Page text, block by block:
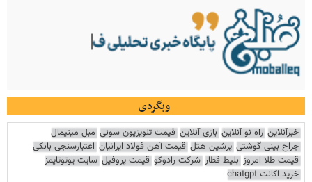
وبگردی
خبرآنلاین راه نو آنلاین بازی آنلاین قیمت تلویزیون سونی مبل مینیمال
جراح بینی گوشتی پرشین هتل قیمت آهن فولاد ایرانیان اعتبارسنجی بانکی
قیمت طلا امروز بلیط قطار شرکت رادوکو قیمت پروفیل سایت یوتوتایمز
خرید اکانت chatgpt